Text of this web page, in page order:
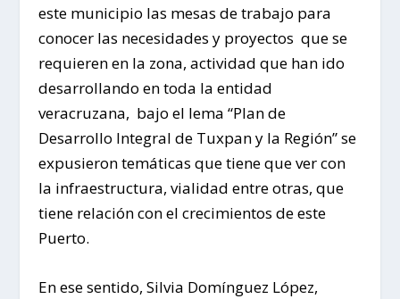
este municipio las mesas de trabajo para
conocer las necesidades y proyectos que se
requieren en la zona, actividad que han ido
desarrollando en toda la entidad
veracruzana, bajo el lema “Plan de
Desarrollo Integral de Tuxpan y la Región” se
expusieron temáticas que tiene que ver con
la infraestructura, vialidad entre otras, que
tiene relación con el crecimientos de este
Puerto.
En ese sentido, Silvia Domínguez López,